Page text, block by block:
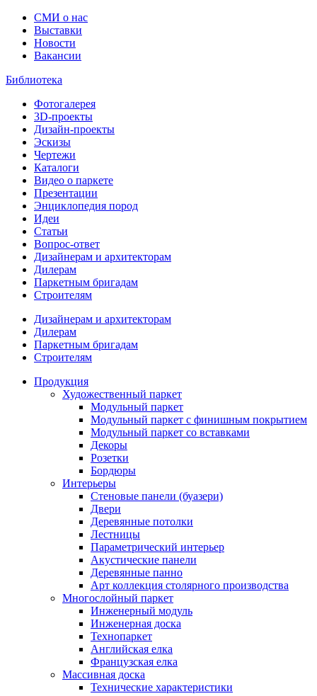
СМИ о нас
Выставки
Новости
Вакансии
Библиотека
Фотогалерея
3D-проекты
Дизайн-проекты
Эскизы
Чертежи
Каталоги
Видео о паркете
Презентации
Энциклопедия пород
Идеи
Статьи
Вопрос-ответ
Дизайнерам и архитекторам
Дилерам
Паркетным бригадам
Строителям
Дизайнерам и архитекторам
Дилерам
Паркетным бригадам
Строителям
Продукция
Художественный паркет
Модульный паркет
Модульный паркет с финишным покрытием
Модульный паркет со вставками
Декоры
Розетки
Бордюры
Интерьеры
Стеновые панели (буазери)
Двери
Деревянные потолки
Лестницы
Параметрический интерьер
Акустические панели
Деревянные панно
Арт коллекция столярного производства
Многослойный паркет
Инженерный модуль
Инженерная доска
Технопаркет
Английская елка
Французская елка
Массивная доска
Технические характеристики